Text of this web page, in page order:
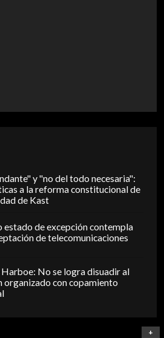
y "no del todo necesaria":
a la reforma constitucional de
de Kast
estado de excepción contempla
de telecomunicaciones
Harboe: No se logra disuadir al
organizado con copamiento
+